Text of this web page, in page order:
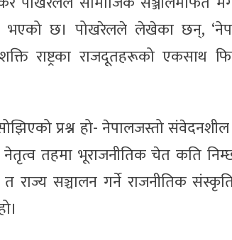
भएको छ। पोखरेलले लेखेका छन्,
राष्ट्रका राजदूतहरूको एकसाथ
प्रश्न हो- नेपालजस्तो
तहमा भूराजनीतिक चेत कति
सञ्चालन गर्ने राजनीतिक संस्कृति,